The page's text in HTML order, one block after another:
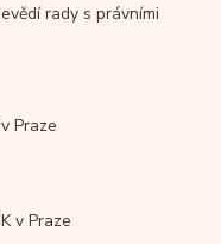
rady s právními
Praze
v Praze